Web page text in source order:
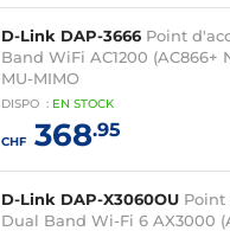
D-Link DAP-3666 Point
Band WiFi AC1200 (AC866+
MU-MIMO
DISPO : EN STOCK
CHF368.95
D-Link DAP-X3060OU Point
Dual Band Wi-Fi 6 AX3000